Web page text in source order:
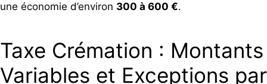
une économie d’environ 300 à 600 €.
Taxe Crémation : Montants
Variables et Exceptions par